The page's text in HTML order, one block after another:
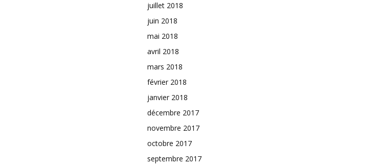
juillet 2018
juin 2018
mai 2018
avril 2018
mars 2018
février 2018
janvier 2018
décembre 2017
novembre 2017
octobre 2017
septembre 2017